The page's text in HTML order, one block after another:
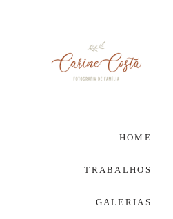
HOME
TRABALHOS
GALERIAS